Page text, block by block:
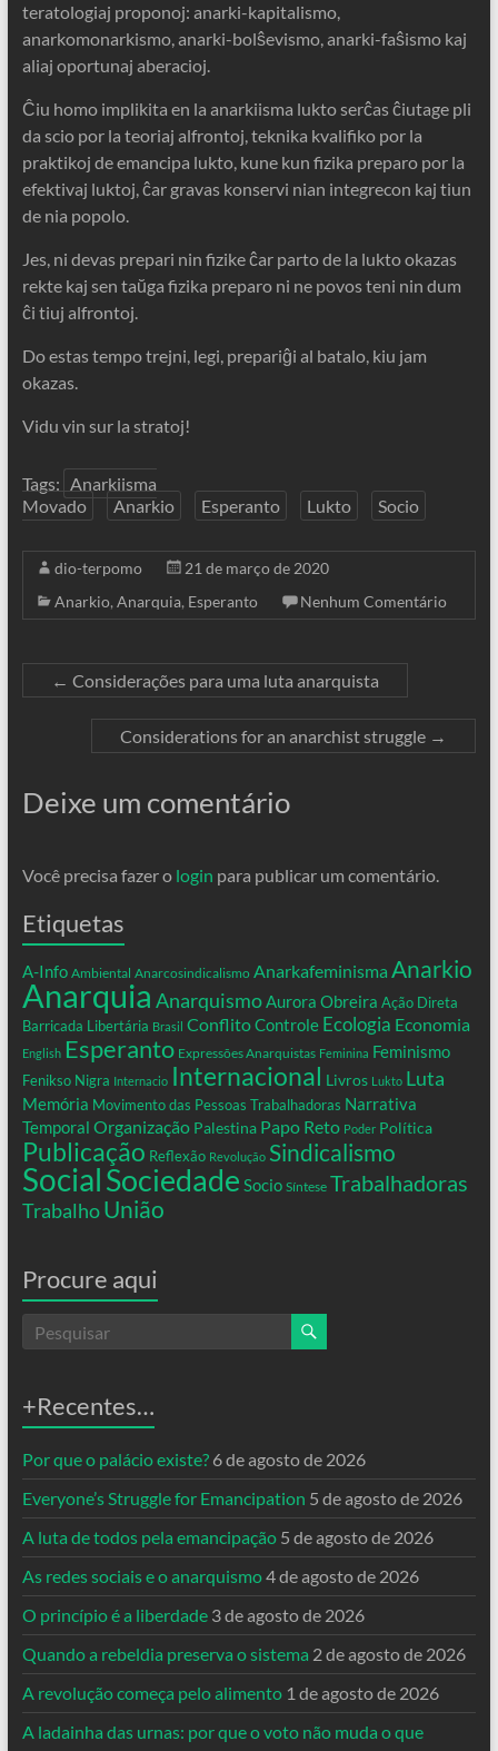
teratologiaj proponoj: anarki-kapitalismo,
anarkomonarkismo, anarki-bolŝevismo, anarki-faŝismo kaj
aliaj oportunaj aberacioj.
Ĉiu homo implikita en la anarkiisma lukto serĉas ĉiutage pli
da scio por la teoriaj alfrontoj, teknika kvalifiko por la
praktikoj de emancipa lukto, kune kun fizika preparo por la
efektivaj luktoj, ĉar gravas konservi nian integrecon kaj tiun
de nia popolo.
Jes, ni devas prepari nin fizike ĉar parto de la lukto okazas
rekte kaj sen taŭga fizika preparo ni ne povos teni nin dum
ĉi tiuj alfrontoj.
Do estas tempo trejni, legi, prepariĝi al batalo, kiu jam
okazas.
Vidu vin sur la stratoj!
Tags: Anarkiisma
Movado
Anarkio Esperanto Lukto Socio
dio-terpomo
21 de março de 2020
Anarkio, Anarquia, Esperanto Nenhum Comentário
← Considerações para uma luta anarquista
Considerations for an anarchist struggle →
Deixe um comentário
Você precisa fazer o login para publicar um comentário.
Etiquetas
A-Info Ambiental Anarcosindicalismo Anarkafeminisma Anarkio
Anarquia AnarquismoAurora Obreira Ação Direta
Barricada Libertária Brasil ConflitoControle Ecologia Economia
English Esperanto Expressões Anarquistas Feminina Feminismo
Fenikso Nigra Internacio Internacional Livros Lukto Luta
Memória Movimento das Pessoas Trabalhadoras Narrativa
Temporal Organização Palestina Papo Reto Poder Política
Publicação Reflexão Revolução Sindicalismo
SocialSociedade Socio Síntese Trabalhadoras
Trabalho União
Procure aqui
+Recentes…
Por que o palácio existe? 6 de agosto de 2026
Everyone’s Struggle for Emancipation 5 de agosto de 2026
A luta de todos pela emancipação 5 de agosto de 2026
As redes sociais e o anarquismo4 de agosto de 2026
O princípio é a liberdade 3 de agosto de 2026
Quando a rebeldia preserva o sistema 2 de agosto de 2026
A revolução começa pelo alimento 1 de agosto de 2026
A ladainha das urnas: por que o voto não muda o que